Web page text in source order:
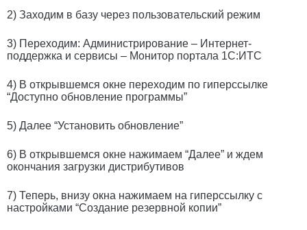
2) Заходим в базу через пользовательский режим
3) Переходим: Администрирование – Интернет-
поддержка и сервисы – Монитор портала 1С:ИТС
4) В открывшемся окне переходим по гиперссылке
“Доступно обновление программы”
5) Далее “Установить обновление”
6) В открывшемся окне нажимаем “Далее” и ждем
окончания загрузки дистрибутивов
7) Теперь, внизу окна нажимаем на гиперссылку с
настройками “Создание резервной копии”